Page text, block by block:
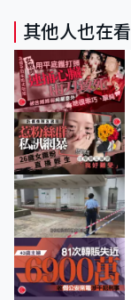
其他人也在看